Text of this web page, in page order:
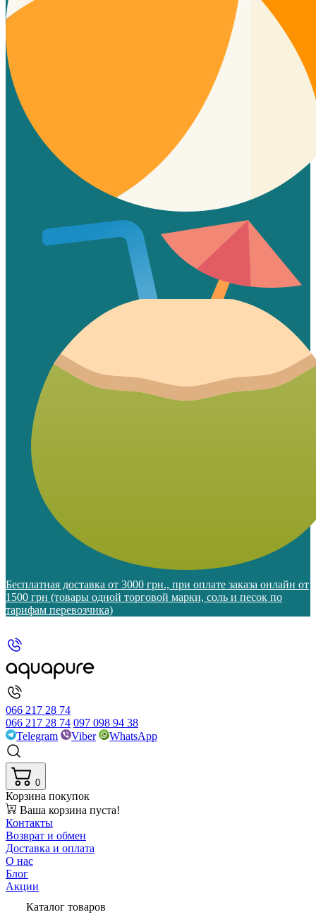
Бесплатная доставка от 3000 грн., при оплате заказа онлайн от
1500 грн (товары одной торговой марки, соль и песок по
тарифам перевозчика)
066 217 28 74
066 217 28 74 097 098 94 38
Telegram
Viber WhatsApp
0
Корзина покупок
Ваша корзина пуста!
Контакты
Возврат и обмен
Доставка и оплата
О нас
Блог
Акции
Каталог товаров